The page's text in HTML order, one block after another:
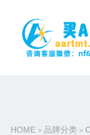
HOME > 品牌分类 >